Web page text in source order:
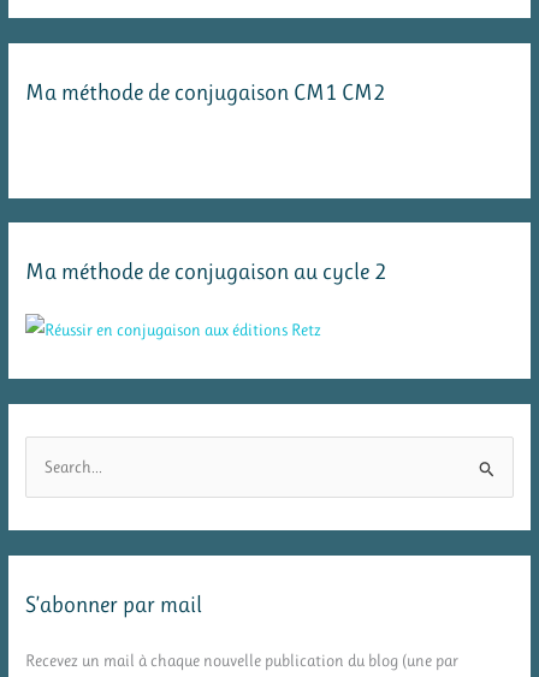
Ma méthode de conjugaison CM1 CM2
Ma méthode de conjugaison au cycle 2
rS’abonner par mail
Recevez un mail à chaque nouvelle publication du blog (une par